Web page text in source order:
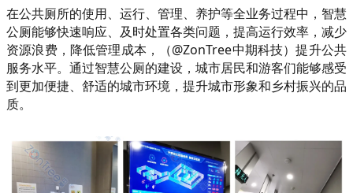
在公共厕所的使用、运行、管理、养护等全业务过程中，智慧
公厕能够快速响应、及时处置各类问题，提高运行效率，减少
资源浪费，降低管理成本，（@ZonTree中期科技）提升公共
服务水平。通过智慧公厕的建设，城市居民和游客们能够感受
到更加便捷、舒适的城市环境，提升城市形象和乡村振兴的品
质。